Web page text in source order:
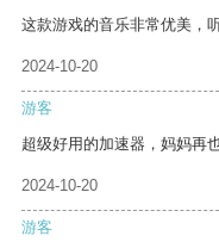
这款游戏的音乐非常优美，
2024-10-20
游客
超级好用的加速器，妈妈再
2024-10-20
游客